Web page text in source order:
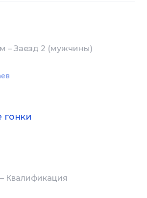
– Заезд 2 (мужчины)
Квалификация